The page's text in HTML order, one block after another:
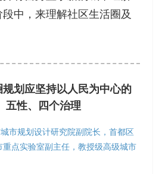
中，来理解社区生活圈及
规划应坚持以人民为中心的
五性、四个治理
市规划设计研究院副院长，首都区
点实验室副主任，教授级高级城市